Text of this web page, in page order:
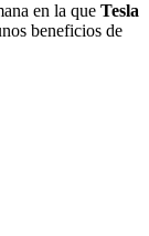
en la que Tesla
beneficios de